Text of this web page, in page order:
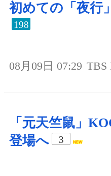
初めての「夜行
198
08月09日 07:29 TBS
「元天竺鼠」
登場へ
3